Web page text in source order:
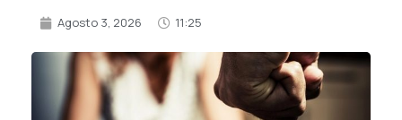
Agosto 3, 2026 11:25